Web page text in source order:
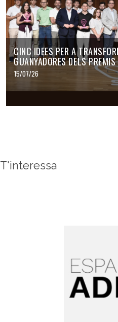
CINC IDEES PER A
GUANYADORES DELS
15/07/26
T'interessa